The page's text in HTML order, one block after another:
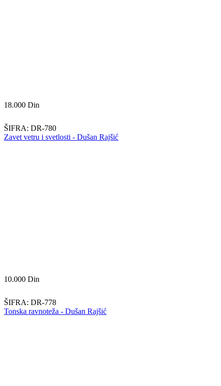
18.000 Din
ŠIFRA: DR-780
Zavet vetru i svetlosti - Dušan Rajšić
10.000 Din
ŠIFRA: DR-778
Tonska ravnoteža - Dušan Rajšić